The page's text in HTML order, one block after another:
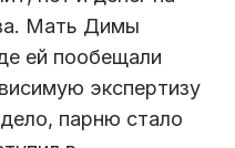
Мать Димы
ей пообещали
экспертизу
парню стало